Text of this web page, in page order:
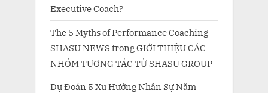
Executive Coach?
The 5 Myths of Performance Coaching –
SHASU NEWS trongGIỚI THIỆU CÁC
NHÓM TƯƠNG TÁC TỪ SHASU GROUP
Dự Đoán 5 Xu Hướng Nhân Sự Năm